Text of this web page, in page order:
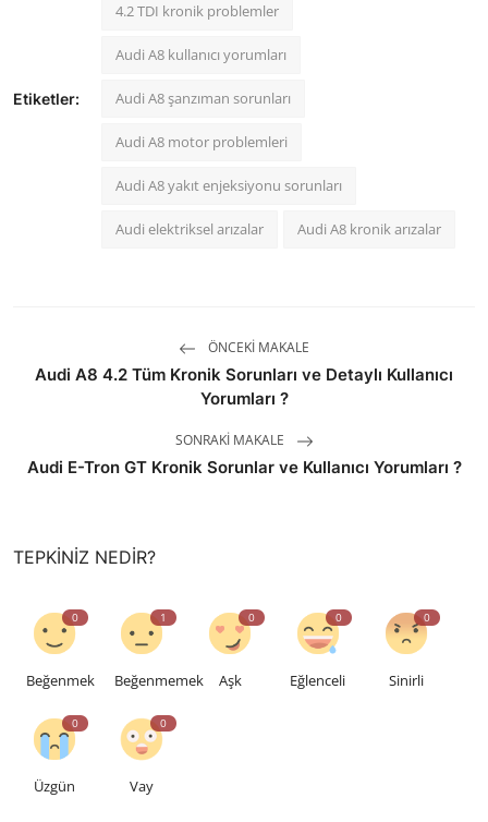
Etiketler:
4.2 TDI kronik problemler
Audi A8 kullanıcı yorumları
Audi A8 şanzıman sorunları
Audi A8 motor problemleri
Audi A8 yakıt enjeksiyonu sorunları
Audi elektriksel arızalar Audi A8 kronik arızalar
ÖNCEKI MAKALE
Audi A8 4.2 Tüm Kronik Sorunları ve Detaylı Kullanıcı
Yorumları ?
SONRAKI MAKALE
Audi E-Tron GT Kronik Sorunlar ve Kullanıcı Yorumları ?
TEPKINIZ NEDIR?
0
Beğenmek
1
Beğenmemek
0
Aşk
0
Eğlenceli
0
Sinirli
0
Üzgün
0
Vay